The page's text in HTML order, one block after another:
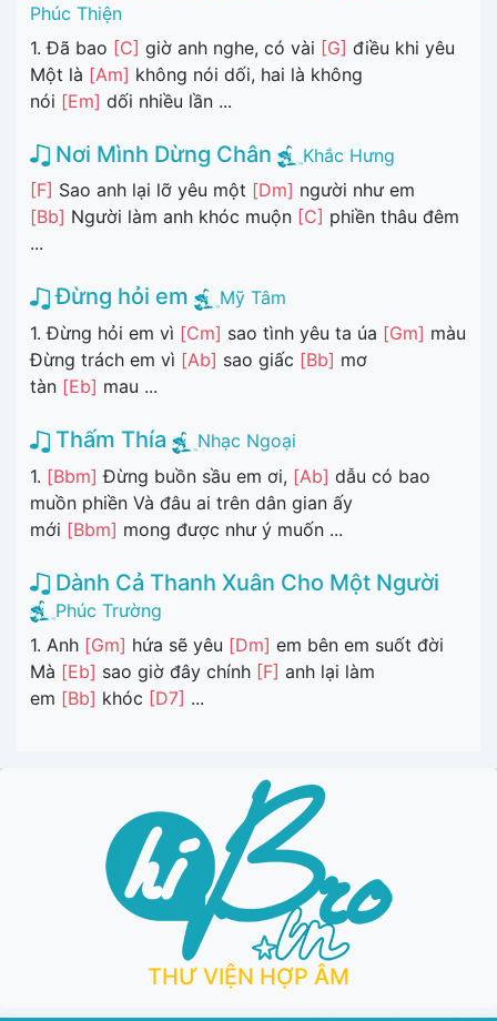
Phúc Thiện
1. Đã bao [C] giờ anh nghe, có vài [G] điều khi yêu
Một là [Am] không nói dối, hai là không
nói [Em] dối nhiều lần ...
Nơi Mình Dừng Chân
Khắc Hưng
[F] Sao anh lại lỡ yêu một [Dm] người như em
[Bb] Người làm anh khóc muộn [C] phiền thâu đêm
...
Đừng hỏi em
Mỹ Tâm
1. Đừng hỏi em vì [Cm] sao tình yêu ta úa [Gm] màu
Đừng trách em vì [Ab] sao giấc [Bb] mơ
tàn [Eb] mau ...
Thấm Thía
Nhạc Ngoại
1. [Bbm] Đừng buồn sầu em ơi, [Ab] dẫu có bao
muồn phiền Và đâu ai trên dân gian ấy
mới [Bbm] mong được như ý muốn ...
Dành Cả Thanh Xuân Cho Một Người
Phúc Trường
1. Anh [Gm] hứa sẽ yêu [Dm] em bên em suốt đời
Mà [Eb] sao giờ đây chính [F] anh lại làm
em [Bb] khóc [D7] ...
THƯ VIỆN HỢP ÂM